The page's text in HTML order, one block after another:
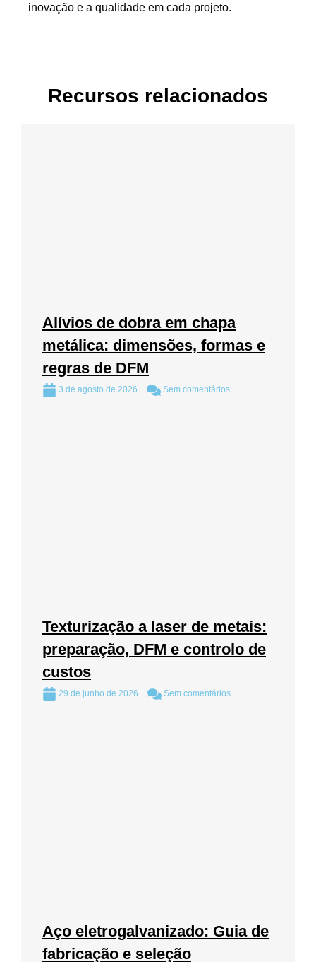
inovação e a qualidade em cada projeto.
Recursos relacionados
Alívios de dobra em chapa
metálica: dimensões, formas e
regras de DFM
3 de agosto de 2026 Sem comentários
Texturização a laser de metais:
preparação, DFM e controlo de
custos
29 de junho de 2026 Sem comentários
Aço eletrogalvanizado: Guia de
fabricação e seleção